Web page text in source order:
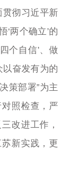
贯彻习近平新
‘两个确立’的
个自信’、做
以奋发有为的
策部署”为主
照检查，严
改进工作，
新实践，更